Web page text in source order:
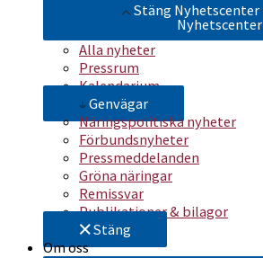
Stäng Nyhetscenter
Nyhetscenter
Alla nyheter
Pressrum
Kalendarium
Genvägar
Näringspolitiska nyheter
Förbundsnyheter
Pressmeddelanden
Gröna näringar
Remissvar
Publikationer & bilagor
Stäng
Om oss